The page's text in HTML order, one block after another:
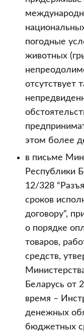
погодные
животных
отсутствует
этом более
в письме
Республики
12/328
сроков
договору”,
о порядке
товаров,
средств,
Беларусь от
время –
денежных
бюджетных